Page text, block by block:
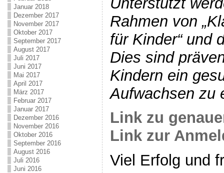
Januar 2018
Dezember 2017
November 2017
Oktober 2017
September 2017
August 2017
Juli 2017
Juni 2017
Mai 2017
April 2017
März 2017
Februar 2017
Januar 2017
Dezember 2016
November 2016
Oktober 2016
September 2016
August 2016
Juli 2016
Juni 2016
Rahmen von
für Kinder“ und
Dies sind
Kindern ein
Aufwachsen zu
Link zu
Link zur
Viel Erfolg und